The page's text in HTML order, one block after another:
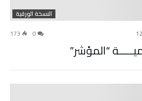
النسخة الورقية
173